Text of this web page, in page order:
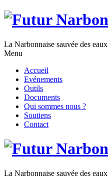
La Narbonnaise sauvée des eaux
Menu
Accueil
Evénements
Outils
Documents
Qui sommes nous ?
Soutiens
Contact
La Narbonnaise sauvée des eaux